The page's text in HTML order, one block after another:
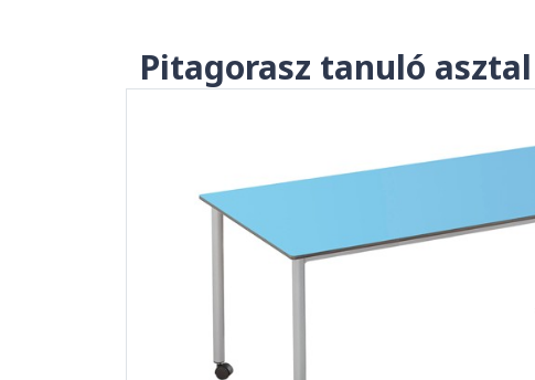
Pitagorasz tanuló